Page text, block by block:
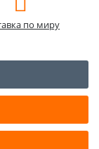
по миру